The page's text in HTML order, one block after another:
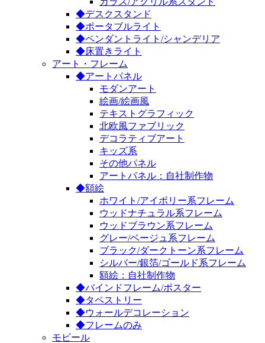
◆デスクスタンド
◆ポータブルライト
◆ペンダントライト/シャンデリア
◆床置きライト
アート・フレーム
◆アートパネル
モダンアート
絵画/絵画風
テキストグラフィック
北欧風ファブリック
デコラティブアート
キッズ系
その他パネル
アートパネル：自社制作物
◆額絵
ホワイト/アイボリー系フレーム
ウッドナチュラル系フレーム
ウッドブラウン系フレーム
グレー/ベージュ系フレーム
ブラック/ダークトーン系フレーム
シルバー/銀箔/ゴールド系フレーム
額絵：自社制作物
◆バインドフレーム/ポスター
◆タペストリー
◆ウォールデコレーション
◆フレームのみ
モビール